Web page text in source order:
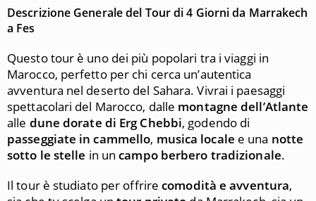
Descrizione Generale del Tour di 4 Giorni da Marrakech
a Fes
Questo tour è uno dei più popolari tra i viaggi in
Marocco, perfetto per chi cerca un’autentica
avventura nel deserto del Sahara. Vivrai i paesaggi
spettacolari del Marocco, dalle montagne dell’Atlante
alle dune dorate di Erg Chebbi, godendo di
passeggiate in cammello, musica locale e una notte
sotto le stelle in uncampo berbero tradizionale.
Il tour è studiato per offrirecomodità e avventura,